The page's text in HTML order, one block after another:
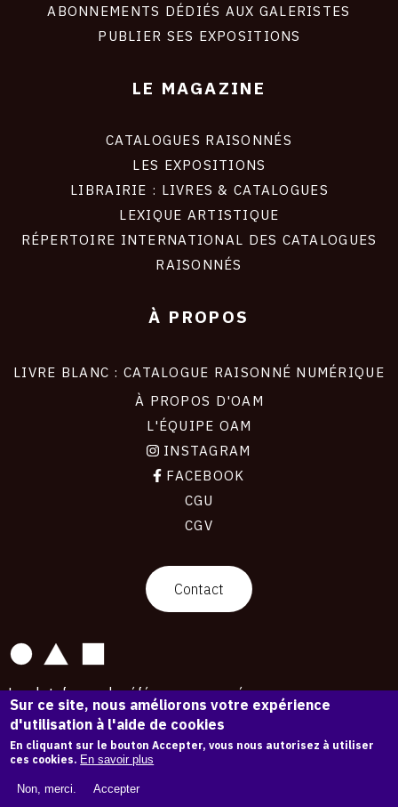
ABONNEMENTS DÉDIÉS AUX GALERISTES
PUBLIER SES EXPOSITIONS
LE MAGAZINE
CATALOGUES RAISONNÉS
LES EXPOSITIONS
LIBRAIRIE : LIVRES & CATALOGUES
LEXIQUE ARTISTIQUE
RÉPERTOIRE INTERNATIONAL DES CATALOGUES
RAISONNÉS
À PROPOS
LIVRE BLANC : CATALOGUE RAISONNÉ NUMÉRIQUE
À PROPOS D'OAM
L'ÉQUIPE OAM
INSTAGRAM
FACEBOOK
CGU
CGV
Contact
La plateforme de référence pour créer,
conserver et promouvoir l'Histoire de l'Art.
Des catalogues raisonnés aux archives
d'expositions.
43 254 œuvres d'art — 7 587 expositions
Copyright © OAM 2026. Tous droits réservés.
Sur ce site, nous améliorons votre expérience
d'utilisation à l'aide de cookies
En cliquant sur le bouton Accepter, vous nous autorisez à utiliser
ces cookies. En savoir plus
Non, merci. Accepter